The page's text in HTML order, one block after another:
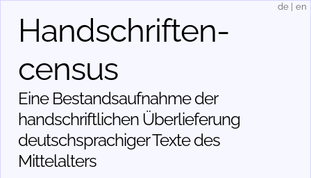
Handschriften­
census
Eine Bestandsaufnahme der
handschriftlichen Über­lieferung
deutschsprachiger Texte des
Mittelalters
de en